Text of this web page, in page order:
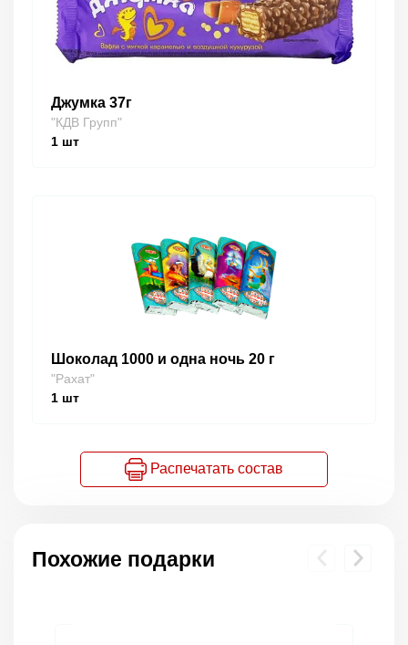
Джумка 37г
"КДВ Групп"
1 шт
Шоколад 1000 и одна ночь 20 г
"Рахат"
1 шт
Распечатать состав
Похожие подарки